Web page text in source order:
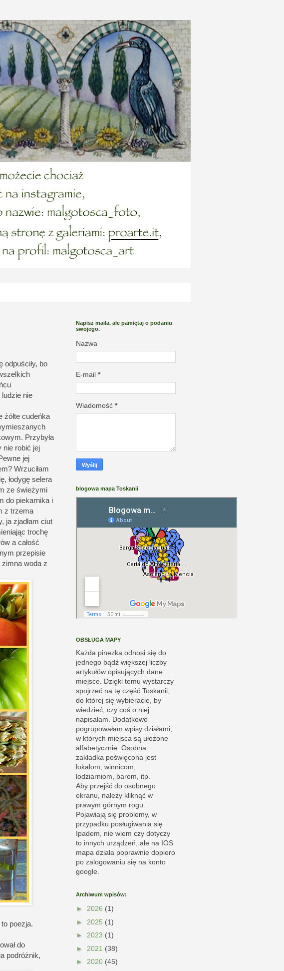
bo
nie
żółte cudeńka
Przybyła
nie robić jej
jej
Wrzuciłam
łodygę selera
ze świeżymi
do piekarnika i
z trzema
ja zjadłam ciut
trochę
a całość
przepisie
zimna woda z
poezja.
do
podróżnik,
Napisz maila, ale pamiętaj o podaniu
swojego.
Nazwa
E-mail *
Wiadomość *
blogowa mapa Toskanii
OBSŁUGA MAPY
Każda pinezka odnosi się do
jednego bądź większej liczby
artykułów opisujących dane
miejsce. Dzięki temu wystarczy
spojrzeć na tę część Toskanii,
do której się wybieracie, by
wiedzieć, czy coś o niej
napisałam. Dodatkowo
pogrupowałam wpisy działami,
w których miejsca są ułożone
alfabetycznie. Osobna
zakładka poświęcona jest
lokalom, winnicom,
lodziarniom, barom, itp.
Aby przejść do osobnego
ekranu, należy kliknąć w
prawym górnym rogu.
Pojawiają się problemy, w
przypadku posługiwania się
Ipadem, nie wiem czy dotyczy
to innych urządzeń, ale na IOS
mapa działa poprawnie dopiero
po zalogowaniu się na konto
google.
Archiwum wpisów:
► 2026 (1)
► 2025 (1)
► 2023 (1)
► 2021 (38)
► 2020 (45)